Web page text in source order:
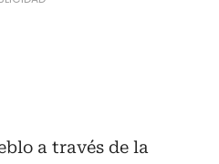
a través de la